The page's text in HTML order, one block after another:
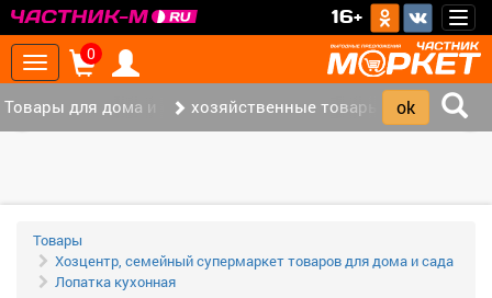
16+
Toggle
navigation
0
Товары для дома и офиса (117)хозяйственные товары (37)
Товары
Хозцентр, семейный супермаркет товаров для дома и сада
Лопатка кухонная
‹ ›